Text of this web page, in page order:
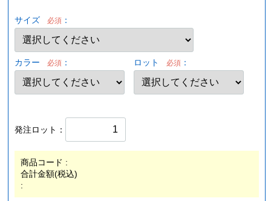
サイズ 必須 ：
カラー 必須 ： ロット 必須 ：
発注ロット：
商品コード :
合計金額(税込)
: